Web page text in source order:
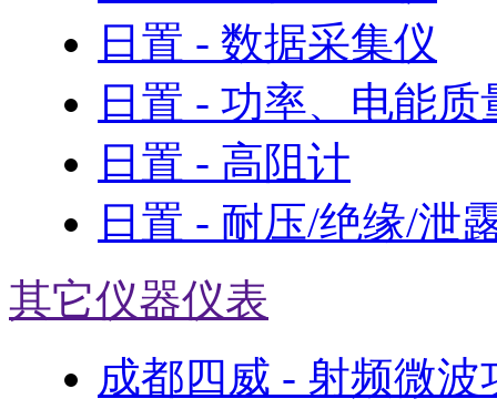
日置 - 数据采集仪
日置 - 功率、电能质
日置 - 高阻计
日置 - 耐压/绝缘/泄
其它仪器仪表
成都四威 - 射频微波